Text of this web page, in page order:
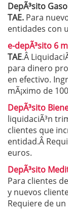
DepÃ³sito
TAE. Para
entidades con
e-depÃ³sito 6
TAE.Â
para dinero
en efectivo.
mÃ¡ximo de
DepÃ³sito
liquidaciÃ³n
clientes que
entidad.Â
euros.
DepÃ³sito
Para clientes
y nuevos
Requiere de un